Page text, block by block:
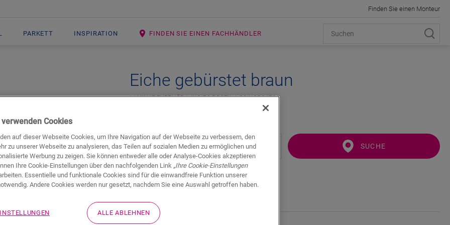
PARKETT INSPIRATION FINDEN SIE EINEN FACHHÄNDLER
Finden Sie einen Monteur
Eiche gebürstet braun
LAMINAT-ZUBEHÖR INCIZO-PROFIL QSINCP04766
SUCHE
Schnell wechseln zu Downloads
Cookies
auf dieser Webseite Cookies, um Ihre Navigation auf der Webseite zu verbessern, den
zu unserer Webseite zu analysieren, das Teilen auf sozialen Medien zu ermöglichen und
Werbung zu zeigen. Sie können entweder alle oder Analyse-Cookies akzeptieren
Ihre Cookie-Einstellungen über den nachfolgenden Link „Ihre Cookie-Einstellungen
Essentielle und funktionale Cookies sind für die einwandfreie Funktion unserer
Andere Cookies werden nur gesetzt, nachdem Sie eine Auswahl getroffen haben.
ALLE ABLEHNEN